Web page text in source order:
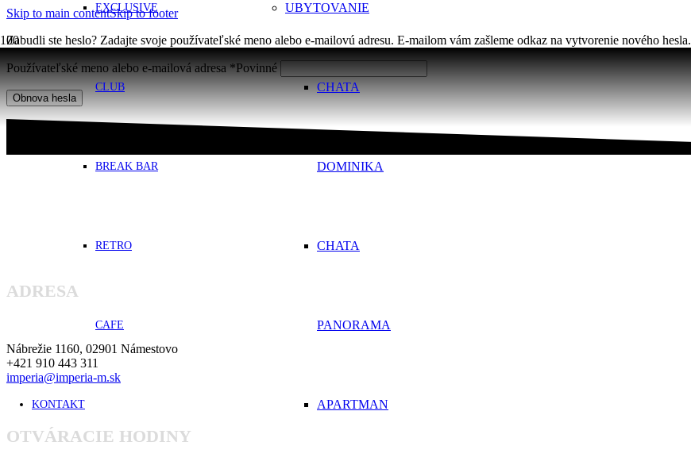
Skip to main contentSkip to footer
EXCLUSIVE
CLUB
BREAK BAR
RETRO
CAFE
KONTAKT
UBYTOVANIE
CHATA
DOMINIKA
CHATA
PANORAMA
APARTMAN
Zabudli ste heslo? Zadajte svoje používateľské meno alebo e-mailovú adresu. E-mailom vám zašleme odkaz na vytvorenie nového hesla.
Používateľské meno alebo e-mailová adresa*Povinné
Obnova hesla
ADRESA
Nábrežie 1160, 02901 Námestovo
+421 910 443 311
imperia@imperia-m.sk
OTVÁRACIE HODINY